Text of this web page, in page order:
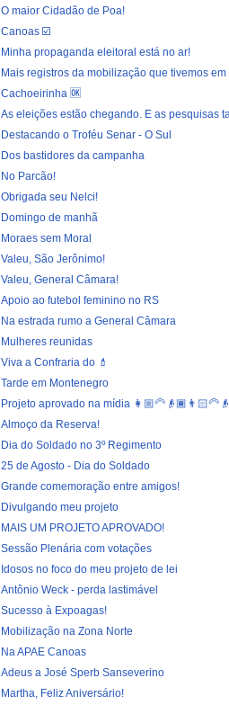
O maior Cidadão de Poa!
Canoas ☑️
Minha propaganda eleitoral está no ar!
Mais registros da mobilização que tivemos em
Cachoeirinha 🆗
As eleições estão chegando. E as pesquisas
Destacando o Troféu Senar - O Sul
Dos bastidores da campanha
No Parcão!
Obrigada seu Nelci!
Domingo de manhã
Moraes sem Moral
Valeu, São Jerônimo!
Valeu, General Câmara!
Apoio ao futebol feminino no RS
Na estrada rumo a General Câmara
Mulheres reunidas
Viva a Confraria do 💄
Tarde em Montenegro
Projeto aprovado na mídia
Almoço da Reserva!
Dia do Soldado no 3º Regimento
25 de Agosto - Dia do Soldado
Grande comemoração entre amigos!
Divulgando meu projeto
MAIS UM PROJETO APROVADO!
Sessão Plenária com votações
Idosos no foco do meu projeto de lei
Antônio Weck - perda lastimável
Sucesso à Expoagas!
Mobilização na Zona Norte
Na APAE Canoas
Adeus a José Sperb Sanseverino
Martha, Feliz Aniversário!